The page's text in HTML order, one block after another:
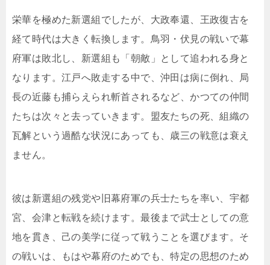
栄華を極めた新選組でしたが、大政奉還、王政復古を
経て時代は大きく転換します。鳥羽・伏見の戦いで幕
府軍は敗北し、新選組も「朝敵」として追われる身と
なります。江戸へ敗走する中で、沖田は病に倒れ、局
長の近藤も捕らえられ斬首されるなど、かつての仲間
たちは次々と去っていきます。盟友たちの死、組織の
瓦解という過酷な状況にあっても、歳三の戦意は衰え
ません。
彼は新選組の残党や旧幕府軍の兵士たちを率い、宇都
宮、会津と転戦を続けます。最後まで武士としての意
地を貫き、己の美学に従って戦うことを選びます。そ
の戦いは、もはや幕府のためでも、特定の思想のため